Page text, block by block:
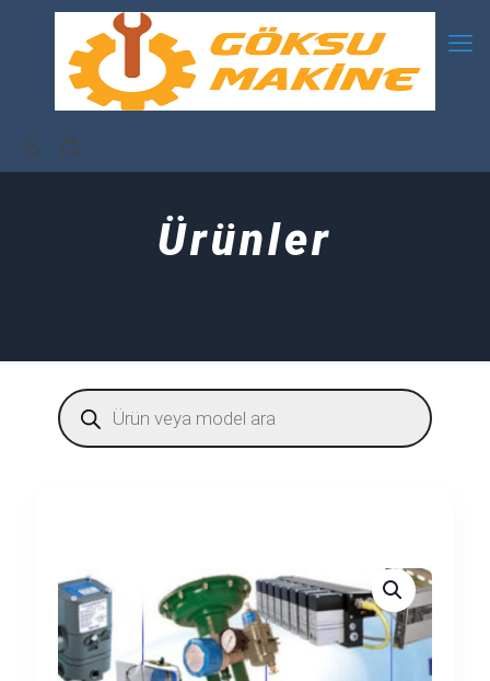
Ürünler
Products
search